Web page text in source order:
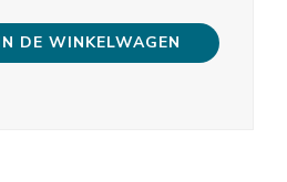
DE WINKELWAGEN